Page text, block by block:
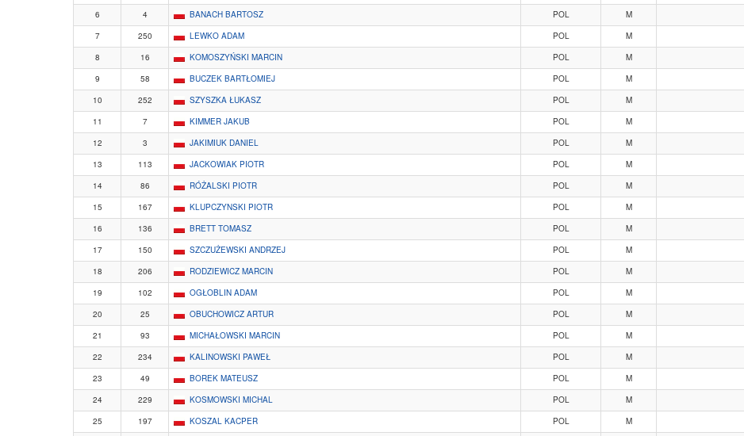
6
4 BANACH BARTOSZ POL M
7
250 LEWKO ADAM POL M
8
16 KOMOSZYŃSKI MARCIN POL M
9
58 BUCZEK BARTŁOMIEJ POL M
10
252 SZYSZKA ŁUKASZ POL M
11
7 KIMMER JAKUB POL M
12
3 JAKIMIUK DANIEL POL M
13
113 JACKOWIAK PIOTR POL M
14
86 RÓŻALSKI PIOTR POL M
15
167 KLUPCZYNSKI PIOTR POL M
16
136 BRETT TOMASZ POL M
17
150 SZCZUŻEWSKI ANDRZEJ POL M
18
206 RODZIEWICZ MARCIN POL M
19
102 OGŁOBLIN ADAM POL M
20
25 OBUCHOWICZ ARTUR POL M
21
93 MICHAŁOWSKI MARCIN POL M
22
234 KALINOWSKI PAWEŁ POL M
23
49 BOREK MATEUSZ POL M
24
229 KOSMOWSKI MICHAL POL M
25
197 KOSZAL KACPER POL M